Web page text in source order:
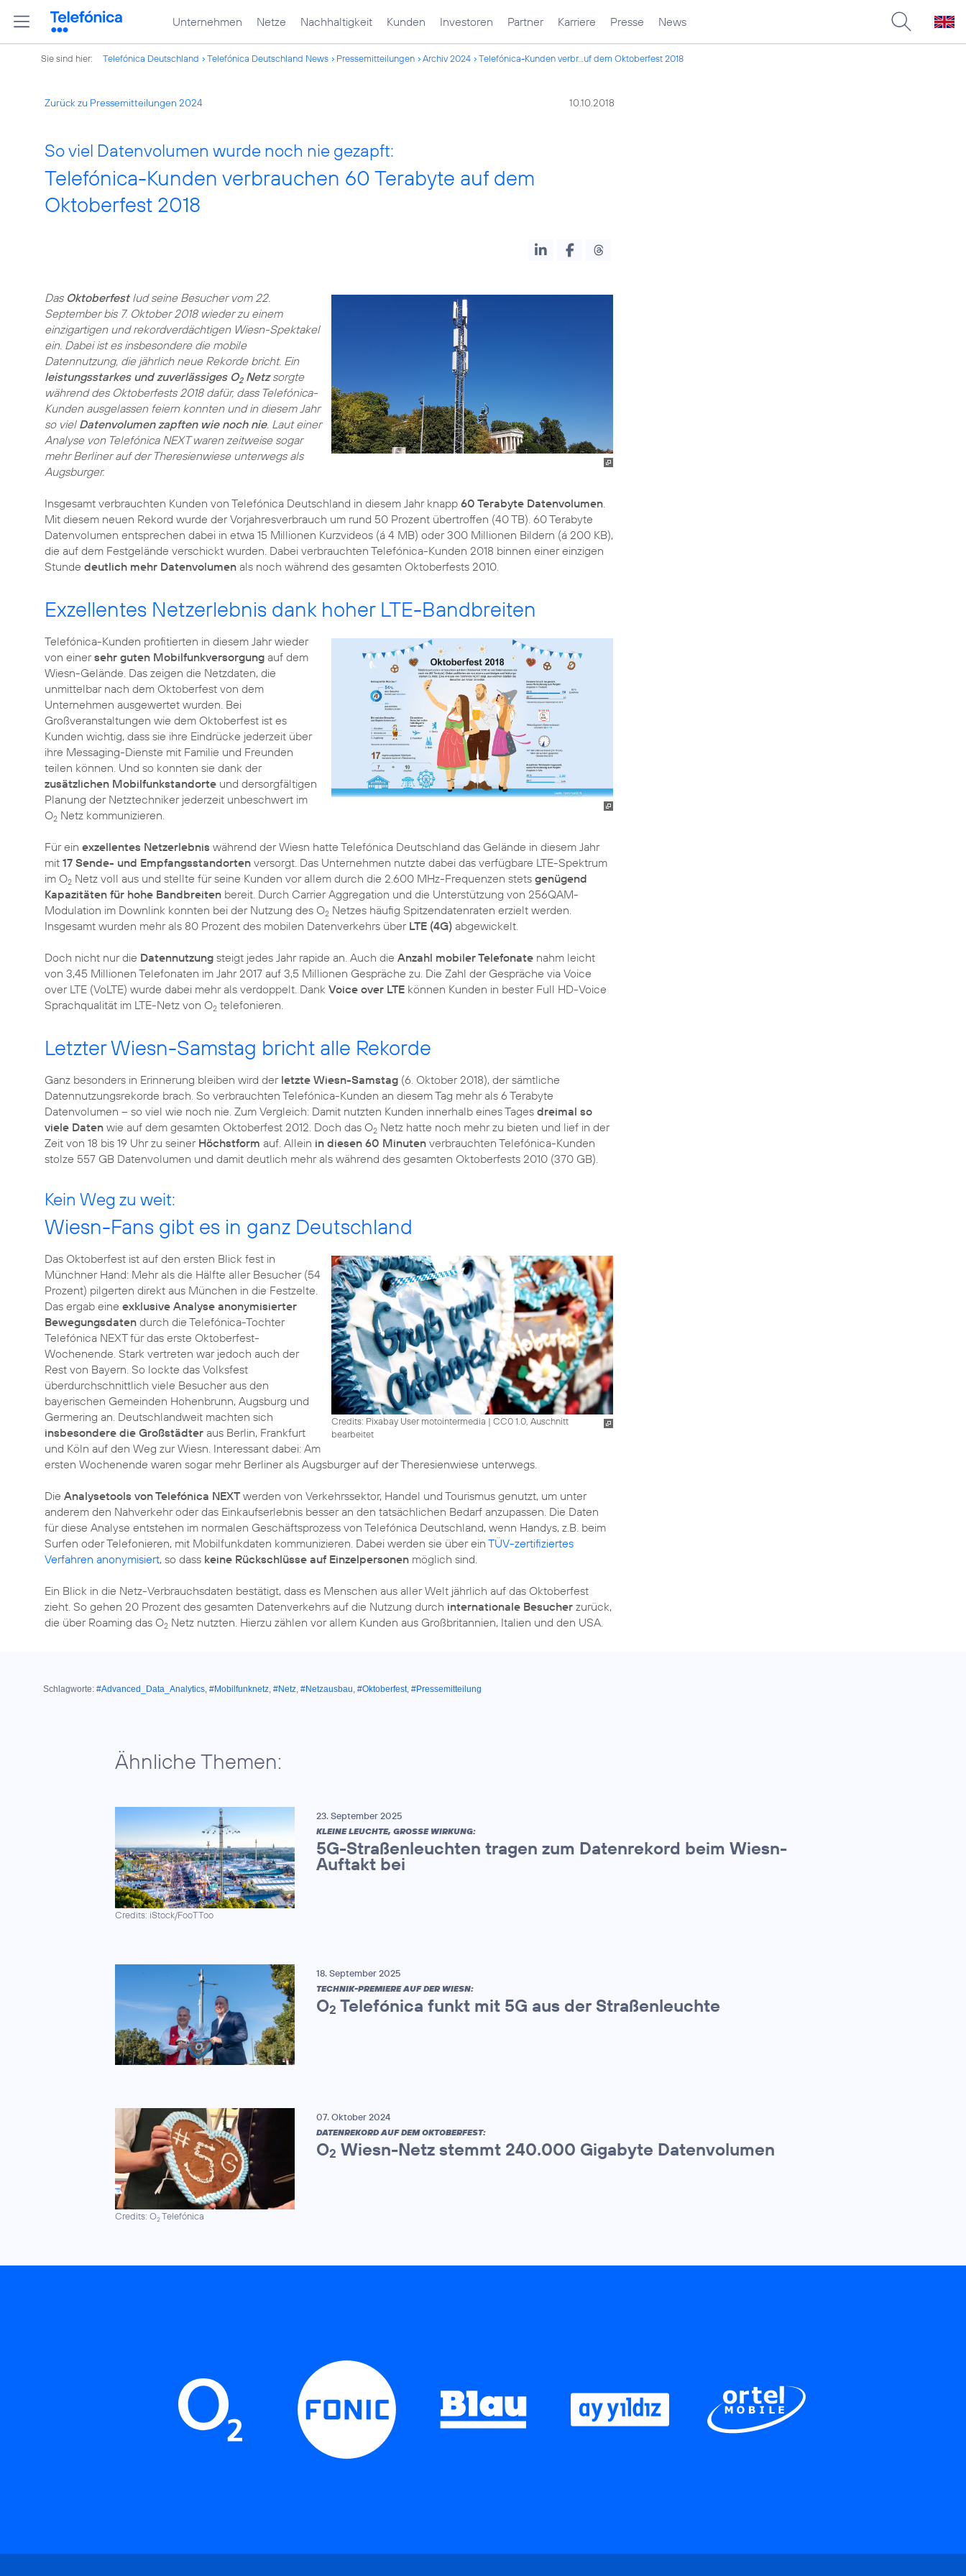
Unternehmen Netze Nachhaltigkeit Kunden Investoren Partner Karriere Presse News
Sie sind hier: Telefónica Deutschland Telefónica Deutschland News Pressemitteilungen Archiv 2024 Telefónica-Kunden verbr...uf dem Oktoberfest 2018
Zurück zu Pressemitteilungen 2024 10.10.2018
So viel Datenvolumen wurde noch nie gezapft:
Telefónica-Kunden verbrauchen 60 Terabyte auf dem
Oktoberfest 2018
Das Oktoberfestlud seine Besucher vom 22.
September bis 7. Oktober 2018 wieder zu einem
einzigartigen und rekordverdächtigen Wiesn-Spektakel
ein. Dabei ist es insbesondere die mobile
Datennutzung, die jährlich neue Rekorde bricht. Ein
leistungsstarkes und zuverlässiges O2Netzsorgte
während des Oktoberfests 2018 dafür, dass Telefónica-
Kunden ausgelassen feiern konnten und in diesem Jahr
so viel Datenvolumen zapften wie noch nie. Laut einer
Analyse von Telefónica NEXT waren zeitweise sogar
mehr Berliner auf der Theresienwiese unterwegs als
Augsburger.
Insgesamt verbrauchten Kunden von Telefónica Deutschland in diesem Jahr knapp 60 Terabyte Datenvolumen.
Mit diesem neuen Rekord wurde der Vorjahresverbrauch um rund 50 Prozent übertroffen (40 TB). 60 Terabyte
Datenvolumen entsprechen dabei in etwa 15 Millionen Kurzvideos (á 4 MB) oder 300 Millionen Bildern (á 200 KB),
die auf dem Festgelände verschickt wurden. Dabei verbrauchten Telefónica-Kunden 2018 binnen einer einzigen
Stunde deutlich mehr Datenvolumen als noch während des gesamten Oktoberfests 2010.
Exzellentes Netzerlebnis dank hoher LTE-Bandbreiten
Telefónica-Kunden profitierten in diesem Jahr wieder
von einersehr guten Mobilfunkversorgung auf dem
Wiesn-Gelände. Das zeigen die Netzdaten, die
unmittelbar nach dem Oktoberfest von dem
Unternehmen ausgewertet wurden. Bei
Großveranstaltungen wie dem Oktoberfest ist es
Kunden wichtig, dass sie ihre Eindrücke jederzeit über
ihre Messaging-Dienste mit Familie und Freunden
teilen können. Und so konnten sie dank der
zusätzlichen Mobilfunkstandorte und dersorgfältigen
Planung der Netztechniker jederzeit unbeschwert im
O2 Netz kommunizieren.
Für ein exzellentes Netzerlebnis während der Wiesn hatte Telefónica Deutschland das Gelände in diesem Jahr
mit 17 Sende- und Empfangsstandorten versorgt. Das Unternehmen nutzte dabei das verfügbare LTE-Spektrum
im O2 Netz voll aus und stellte für seine Kunden vor allem durch die 2.600 MHz-Frequenzen stets genügend
Kapazitäten für hohe Bandbreiten bereit. Durch Carrier Aggregation und die Unterstützung von 256QAM-
Modulation im Downlink konnten bei der Nutzung des O2 Netzes häufig Spitzendatenraten erzielt werden.
Insgesamt wurden mehr als 80 Prozent des mobilen Datenverkehrs über LTE (4G) abgewickelt.
Doch nicht nur die Datennutzung steigt jedes Jahr rapide an. Auch die Anzahl mobiler Telefonate nahm leicht
von 3,45 Millionen Telefonaten im Jahr 2017 auf 3,5 Millionen Gespräche zu. Die Zahl der Gespräche via Voice
over LTE (VoLTE) wurde dabei mehr als verdoppelt. Dank Voice over LTE können Kunden in bester Full HD-Voice
Sprachqualität im LTE-Netz von O2 telefonieren.
Letzter Wiesn-Samstag bricht alle Rekorde
Ganz besonders in Erinnerung bleiben wird der letzte Wiesn-Samstag (6. Oktober 2018), der sämtliche
Datennutzungsrekorde brach. So verbrauchten Telefónica-Kunden an diesem Tag mehr als 6 Terabyte
Datenvolumen – so viel wie noch nie. Zum Vergleich: Damit nutzten Kunden innerhalb eines Tages dreimal so
viele Daten wie auf dem gesamten Oktoberfest 2012. Doch das O2 Netz hatte noch mehr zu bieten und lief in der
Zeit von 18 bis 19 Uhr zu seiner Höchstform auf. Allein in diesen 60 Minuten verbrauchten Telefónica-Kunden
stolze 557 GB Datenvolumen und damit deutlich mehr als während des gesamten Oktoberfests 2010 (370 GB).
Kein Weg zu weit:
Wiesn-Fans gibt es in ganz Deutschland
Credits: Pixabay User motointermedia | CC0 1.0, Auschnitt
bearbeitet
Das Oktoberfest ist auf den ersten Blick fest in
Münchner Hand: Mehr als die Hälfte aller Besucher (54
Prozent) pilgerten direkt aus München in die Festzelte.
Das ergab eine exklusive Analyse anonymisierter
Bewegungsdaten durch die Telefónica-Tochter
Telefónica NEXT für das erste Oktoberfest-
Wochenende. Stark vertreten war jedoch auch der
Rest von Bayern. So lockte das Volksfest
überdurchschnittlich viele Besucher aus den
bayerischen Gemeinden Hohenbrunn, Augsburg und
Germering an. Deutschlandweit machten sich
insbesondere die Großstädter aus Berlin, Frankfurt
und Köln auf den Weg zur Wiesn. Interessant dabei: Am
ersten Wochenende waren sogar mehr Berliner als Augsburger auf der Theresienwiese unterwegs.
Die Analysetools von Telefónica NEXT werden von Verkehrssektor, Handel und Tourismus genutzt, um unter
anderem den Nahverkehr oder das Einkaufserlebnis besser an den tatsächlichen Bedarf anzupassen. Die Daten
für diese Analyse entstehen im normalen Geschäftsprozess von Telefónica Deutschland, wenn Handys, z.B. beim
Surfen oder Telefonieren, mit Mobilfunkdaten kommunizieren. Dabei werden sie über ein TÜV-zertifiziertes
Verfahren anonymisiert, so dass keine Rückschlüsse auf Einzelpersonen möglich sind.
Ein Blick in die Netz-Verbrauchsdaten bestätigt, dass es Menschen aus aller Welt jährlich auf das Oktoberfest
zieht. So gehen 20 Prozent des gesamten Datenverkehrs auf die Nutzung durch internationale Besucher zurück,
die über Roaming das O2 Netz nutzten. Hierzu zählen vor allem Kunden aus Großbritannien, Italien und den USA.
Schlagworte: #Advanced_Data_Analytics, #Mobilfunknetz, #Netz, #Netzausbau, #Oktoberfest, #Pressemitteilung
Ähnliche Themen:
Credits: iStock/FooTToo
23. September 2025
KLEINE LEUCHTE, GROSSE WIRKUNG:
5G-Straßenleuchten tragen zum Datenrekord beim Wiesn-
Auftakt bei
18. September 2025
TECHNIK-PREMIERE AUF DER WIESN:
O2 Telefónica funkt mit 5G aus der Straßenleuchte
Credits: O2Telefónica
07. Oktober 2024
DATENREKORD AUF DEM OKTOBERFEST:
O2 Wiesn-Netz stemmt 240.000 Gigabyte Datenvolumen